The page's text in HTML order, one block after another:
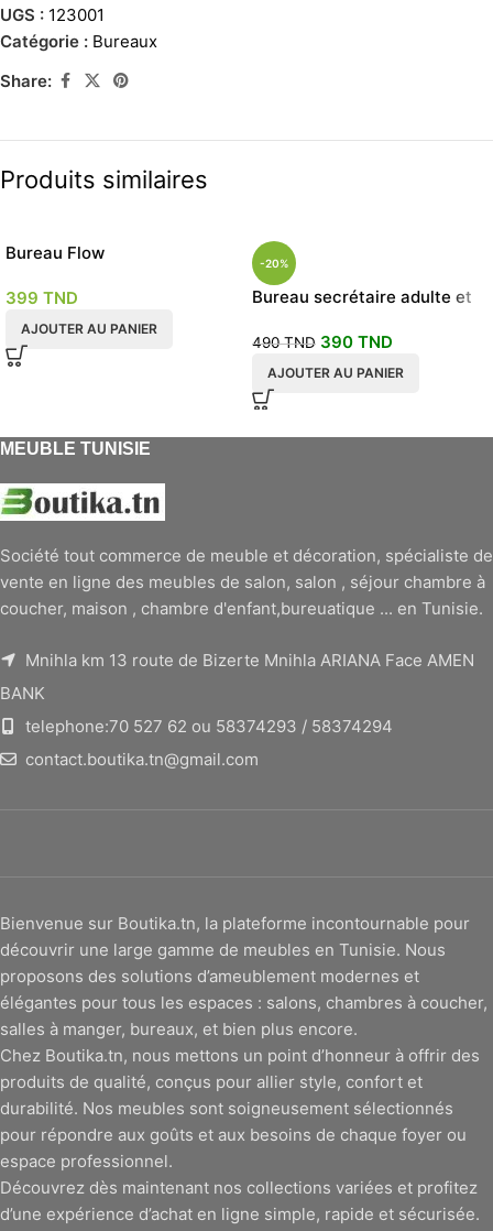
UGS : 123001
Catégorie : Bureaux
Share:
Produits similaires
Bureau Flow
399 TND
AJOUTER AU PANIER
-20%
Bureau secrétaire adulte et
490TND 390 TND
AJOUTER AU PANIER
MEUBLE TUNISIE
Société tout commerce de meuble et décoration, spécialiste de
vente en ligne des meubles de salon, salon , séjour chambre à
coucher, maison , chambre d'enfant,bureuatique ... en Tunisie.
Mnihla km 13 route de Bizerte Mnihla ARIANA Face AMEN
BANK
telephone:70 527 62 ou 58374293 / 58374294
contact.boutika.tn@gmail.com
Bienvenue sur Boutika.tn, la plateforme incontournable pour
découvrir une large gamme de meubles en Tunisie. Nous
proposons des solutions d’ameublement modernes et
élégantes pour tous les espaces : salons, chambres à coucher,
salles à manger, bureaux, et bien plus encore.
Chez Boutika.tn, nous mettons un point d’honneur à offrir des
produits de qualité, conçus pour allier style, confort et
durabilité. Nos meubles sont soigneusement sélectionnés
pour répondre aux goûts et aux besoins de chaque foyer ou
espace professionnel.
Découvrez dès maintenant nos collections variées et profitez
d’une expérience d’achat en ligne simple, rapide et sécurisée.